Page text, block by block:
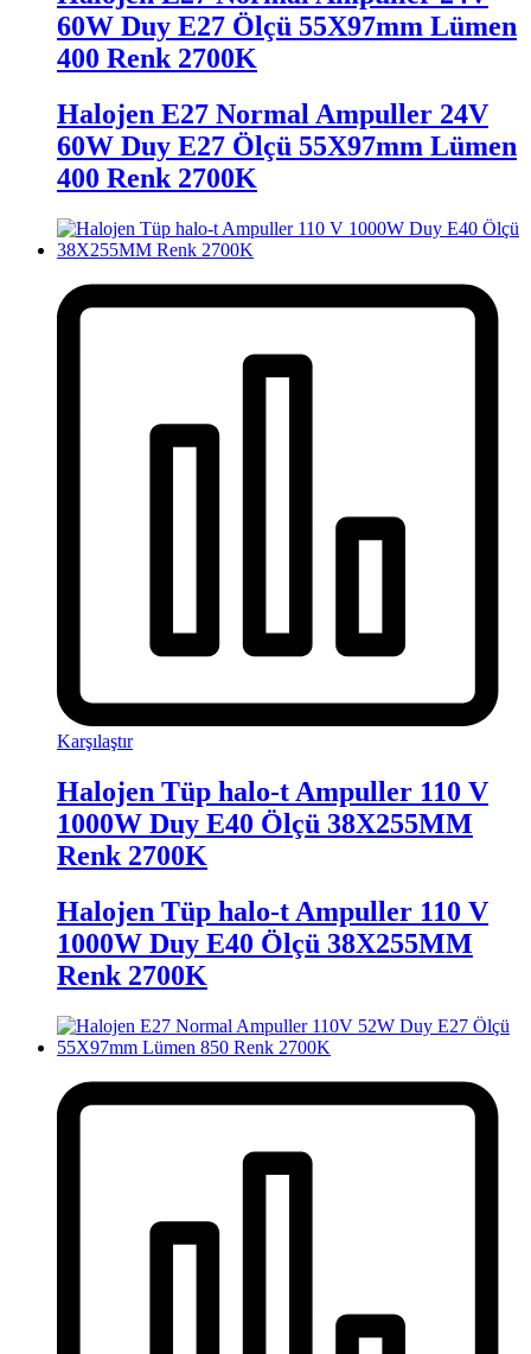
60W Duy E27 Ölçü 55X97mm Lümen
400 Renk 2700K
Halojen E27 Normal Ampuller 24V
60W Duy E27 Ölçü 55X97mm Lümen
400 Renk 2700K
Karşılaştır
Halojen Tüp halo-t Ampuller 110 V
1000W Duy E40 Ölçü 38X255MM
Renk 2700K
Halojen Tüp halo-t Ampuller 110 V
1000W Duy E40 Ölçü 38X255MM
Renk 2700K